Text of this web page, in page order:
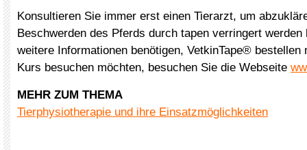
Konsultieren Sie immer erst einen Tierarzt, um
Beschwerden des Pferds durch tapen verringert werden
weitere Informationen benötigen, VetkinTape® bestellen
Kurs besuchen möchten, besuchen Sie die Webseite
MEHR ZUM THEMA
Tierphysiotherapie und ihre Einsatzmöglichkeiten